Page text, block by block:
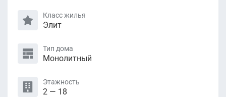
Класс жилья
Элит
Тип дома
Монолитный
Этажность
2 — 18